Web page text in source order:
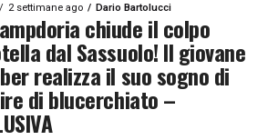
2 settimane ago Dario Bartolucci
chiude il colpo
dal Sassuolo! Il giovane
realizza il suo sogno di
di blucerchiato –